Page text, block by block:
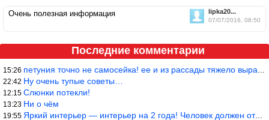
lipka20...
07/07/2016, 08:50
Очень полезная информация
Последние комментарии
15:26 петуния точно не самосейка! ее и из рассады тяжело вырастить!
22:42 Ну очень тупые советы…
12:15 Слюнки потекли!
13:23 Ни о чём
19:55 Яркий интерьер — интерьер на 2 года! Человек должен отдыхать в с